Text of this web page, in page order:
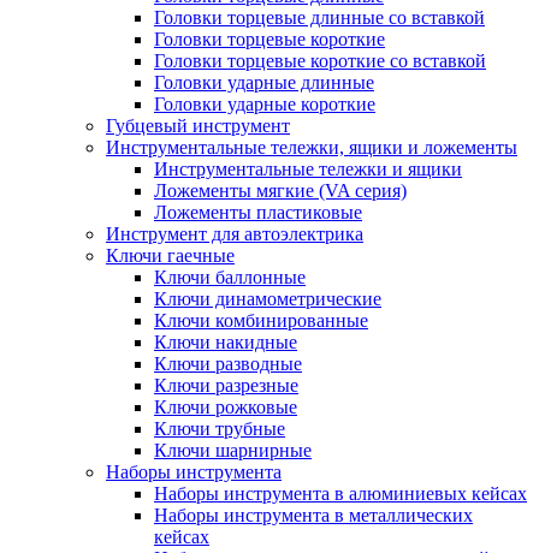
Головки торцевые длинные со вставкой
Головки торцевые короткие
Головки торцевые короткие со вставкой
Головки ударные длинные
Головки ударные короткие
Губцевый инструмент
Инструментальные тележки, ящики и ложементы
Инструментальные тележки и ящики
Ложементы мягкие (VA серия)
Ложементы пластиковые
Инструмент для автоэлектрика
Ключи гаечные
Ключи баллонные
Ключи динамометрические
Ключи комбинированные
Ключи накидные
Ключи разводные
Ключи разрезные
Ключи рожковые
Ключи трубные
Ключи шарнирные
Наборы инструмента
Наборы инструмента в алюминиевых кейсах
Наборы инструмента в металлических
кейсах